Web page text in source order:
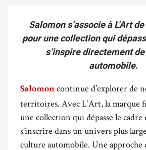
Salomon s’associe à L’Art
pour une collection qui
s’inspire directement de
automobile.
Salomon continue d’explorer de
territoires. Avec L’Art, la marque
une collection qui dépasse le
s’inscrire dans un univers plus
culture automobile. Une approche